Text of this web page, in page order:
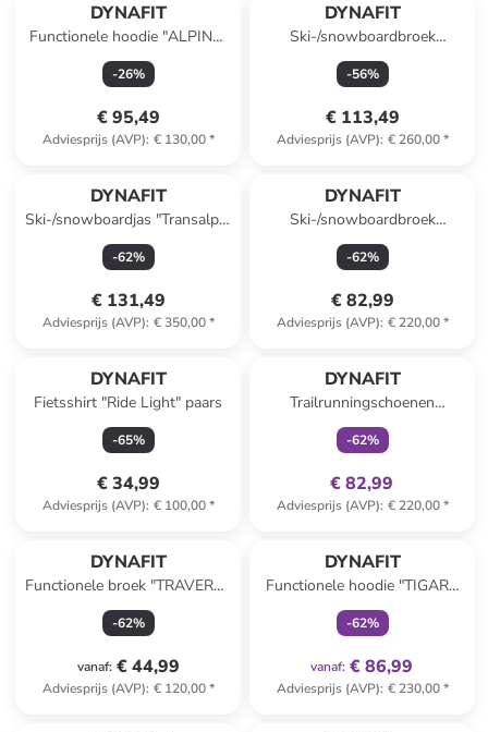
DYNAFIT
Functionele hoodie "ALPINE"
paars
-26%
€ 95,49
Adviesprijs (AVP): € 130,00*
DYNAFIT
Ski-/snowboardbroek
"Radical" groen
-56%
€ 113,49
Adviesprijs (AVP): € 260,00*
DYNAFIT
Ski-/snowboardjas "Transalper
GTX" rood
-62%
€ 131,49
Adviesprijs (AVP): € 350,00*
DYNAFIT
Ski-/snowboardbroek
"Mercury 2 DST" turquoise
-62%
€ 82,99
Adviesprijs (AVP): € 220,00*
DYNAFIT
Fietsshirt "Ride Light" paars
-65%
€ 34,99
Adviesprijs (AVP): € 100,00*
DYNAFIT
Trailrunningschoenen
"TRAVERSE GTX" turquoise
-62%
€ 82,99
Adviesprijs (AVP): € 220,00*
DYNAFIT
Functionele broek "TRAVERSE
DST" turquoise
-62%
vanaf: € 44,99
Adviesprijs (AVP): € 120,00*
DYNAFIT
Functionele hoodie "TIGARD
ALPHA" rood/groen
-62%
vanaf: € 86,99
Adviesprijs (AVP): € 230,00*